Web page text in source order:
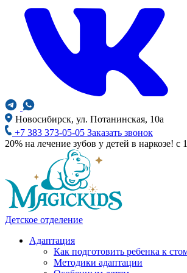
Новосибирск, ул. Потанинская, 10а
+7 383 373-05-05 Заказать звонок
20% на лечение зубов у детей в наркозе! с
Детское отделение
Адаптация
Как подготовить ребенка к
Методики адаптации